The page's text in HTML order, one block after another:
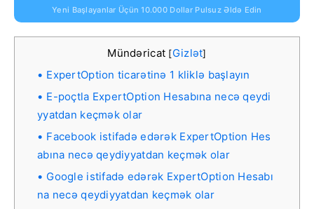
Yeni Başlayanlar Üçün 10.000 Dollar Pulsuz Əldə Edin
Mündəricat [Gizlət]
ExpertOption ticarətinə 1 kliklə başlayın
E-poçtla ExpertOption Hesabına necə qeydi
yyatdan keçmək olar
Facebook istifadə edərək ExpertOption Hes
abına necə qeydiyyatdan keçmək olar
Google istifadə edərək ExpertOption Hesabı
na necə qeydiyyatdan keçmək olar